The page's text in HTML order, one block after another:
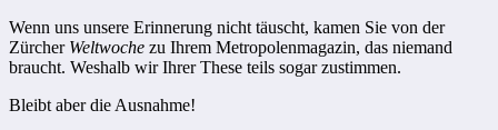
Wenn uns unsere Erinnerung nicht täuscht, kamen Sie von der
Zürcher Weltwoche zu Ihrem Metropolenmagazin, das niemand
braucht. Weshalb wir Ihrer These teils sogar zustimmen.
Bleibt aber die Ausnahme!